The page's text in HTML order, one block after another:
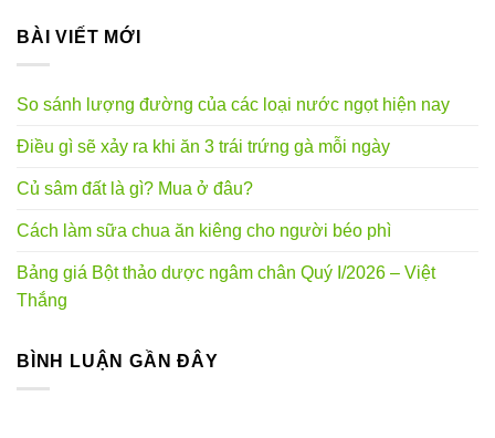
BÀI VIẾT MỚI
So sánh lượng đường của các loại nước ngọt hiện nay
Điều gì sẽ xảy ra khi ăn 3 trái trứng gà mỗi ngày
Củ sâm đất là gì? Mua ở đâu?
Cách làm sữa chua ăn kiêng cho người béo phì
Bảng giá Bột thảo dược ngâm chân Quý I/2026 – Việt
Thắng
BÌNH LUẬN GẦN ĐÂY